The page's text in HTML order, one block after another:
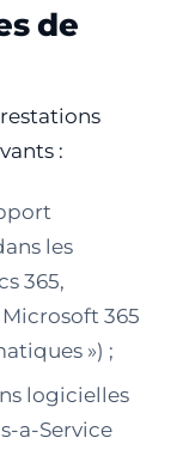
de
:
les
365,
365
») ;
logicielles
a-Service